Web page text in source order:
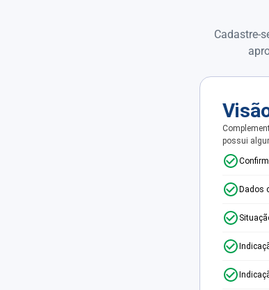
Cadastre-
possui
Dados